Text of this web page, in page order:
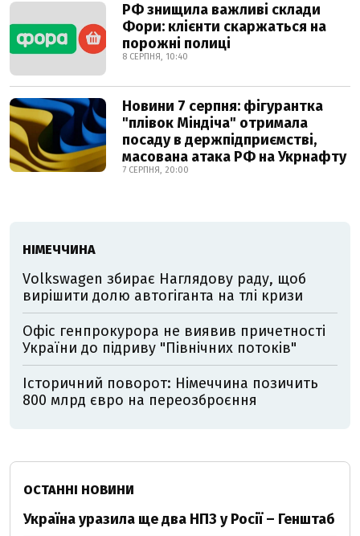
РФ знищила важливі склади
Фори: клієнти скаржаться на
порожні полиці
8 СЕРПНЯ, 10:40
Новини 7 серпня: фігурантка
"плівок Міндіча" отримала
посаду в держпідприємстві,
масована атака РФ на Укрнафту
7 СЕРПНЯ, 20:00
НІМЕЧЧИНА
Volkswagen збирає Наглядову раду, щоб
вирішити долю автогіганта на тлі кризи
Офіс генпрокурора не виявив причетності
України до підриву "Північних потоків"
Історичний поворот: Німеччина позичить
800 млрд євро на переозброєння
ОСТАННІ НОВИНИ
Україна уразила ще два НПЗ у Росії – Генштаб